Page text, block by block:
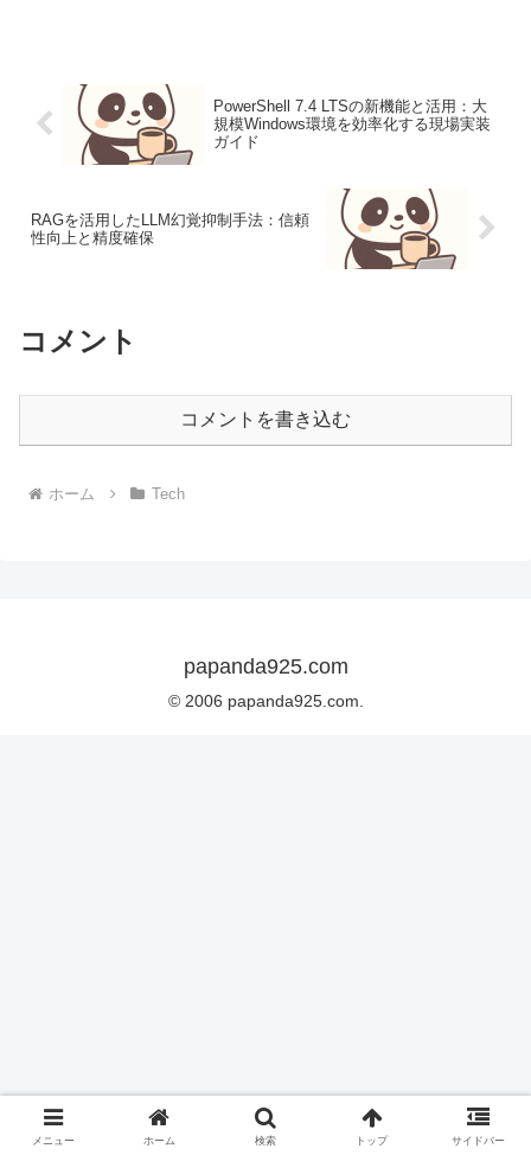
PowerShell 7.4 LTSの新機能と活用：大
規模Windows環境を効率化する現場実装
ガイド
RAGを活用したLLM幻覚抑制手法：信頼
性向上と精度確保
コメント
コメントを書き込む
ホーム Tech
papanda925.com
© 2006 papanda925.com.
メニュー ホーム 検索 トップ サイドバー